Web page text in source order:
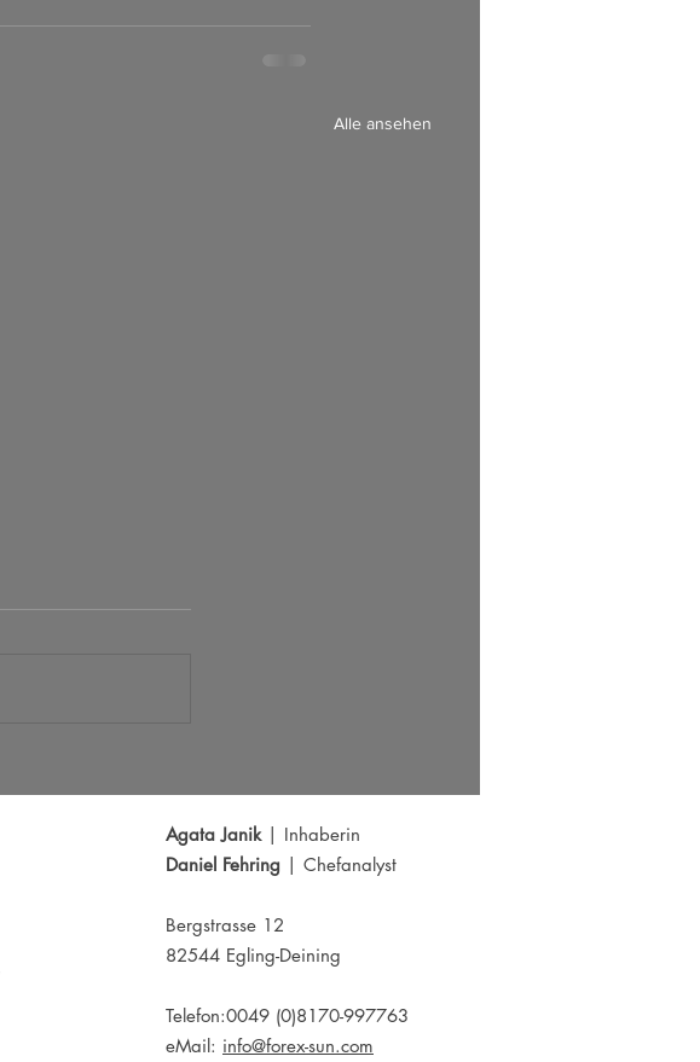
Alle ansehen
Agata Janik| Inhaberin
Daniel Fehring | Chefanalyst
Bergstrasse 12
82544 Egling-Deining
Telefon:0049 (0)8170-997763
eMail: info@forex-sun.com